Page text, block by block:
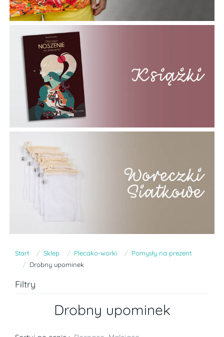
Start Sklep Plecako-worki
Pomysły na prezent
Drobny upominek
Filtry
Drobny upominek